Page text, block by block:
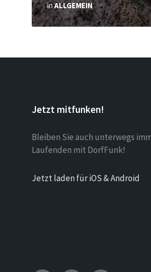
inALLGEMEIN
Jetzt mitfunken!
Bleiben Sie auch unterwegs
Laufenden mit DorfFunk!
Jetzt laden für iOS & Android